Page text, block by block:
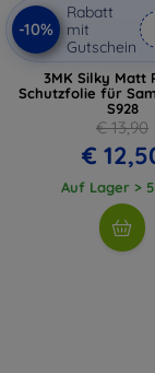
-10%
Rabatt
mit
Gutschein
3MK Silky Matt
Schutzfolie für
S928
€ 13,90
€
Auf Lager >